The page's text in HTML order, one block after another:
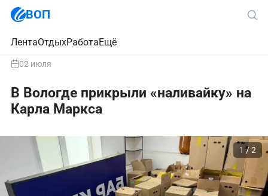
ВОП
ЛентаОтдыхРаботаЕщё
02 июля
В Вологде прикрыли «наливайку» на
Карла Маркса
1 / 2